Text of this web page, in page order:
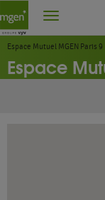
Paris
Espace Mutuel MGEN Paris 9
Espace